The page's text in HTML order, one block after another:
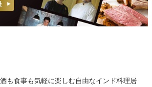
も食事も気軽に楽しむ自由なインド料理居